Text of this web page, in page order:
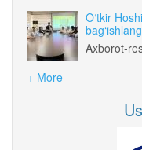
O‘tkir
Axborot-
+ More